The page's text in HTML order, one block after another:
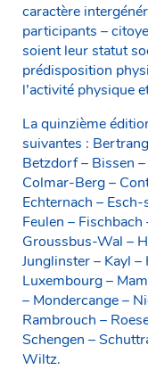
caractère
participants –
soient leur statut
prédisposition
l’activité physique
La quinzième
suivantes :
Betzdorf – Bissen
Colmar-Berg –
Echternach –
Feulen –
Groussbus-Wal –
Junglinster – Kayl
Luxembourg –
– Mondercange –
Rambrouch –
Schengen –
Wiltz.